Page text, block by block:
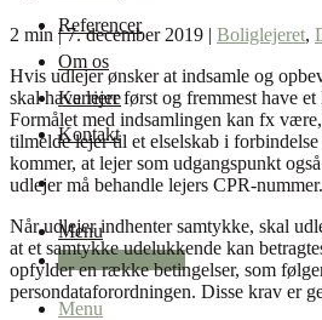
Referencer
Om os
Karriere
Kontakt
Menu
+45 87 32 12 50
Menu
2 min | 7. december 2019 | Boliglejeret,
Hvis udlejer ønsker at indsamle og
skal have lejer først og fremmest have
Formålet med indsamlingen kan fx
tilmelde lejer til et elselskab i
kommer, at lejer som udgangspunkt
udlejer må behandle lejers CPR-nummer.
Når udlejer indhenter samtykke, skal
at et samtykke udelukkende kan
opfylder en række betingelser, som
persondataforordningen. Disse krav er